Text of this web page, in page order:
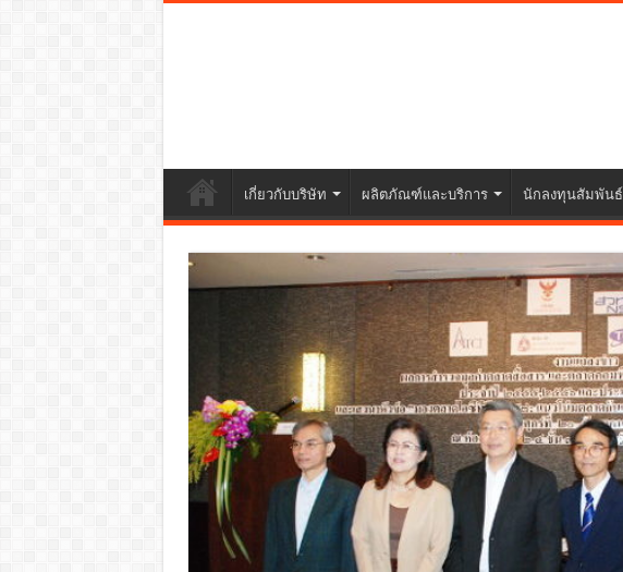
เกี่ยวกับบริษัท ผลิตภัณฑ์และบริการ นักลงทุนสัมพันธ์